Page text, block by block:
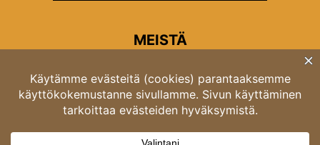
MEISTÄ
Rondon toimitus
Opastinsilta 6A 00520 Helsinki
Asiakaspalvelu: puh. 03 4246 5318
asiakaspalvelu@rondo.fi